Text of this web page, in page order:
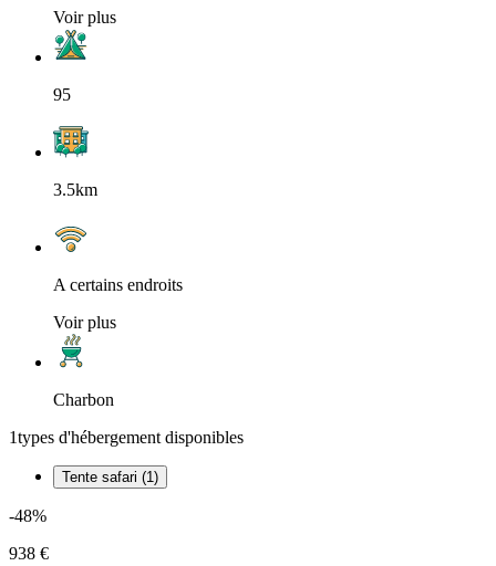
Voir plus
95
3.5km
A certains endroits
Voir plus
Charbon
1types d'hébergement disponibles
Tente safari (1)
-48%
938 €